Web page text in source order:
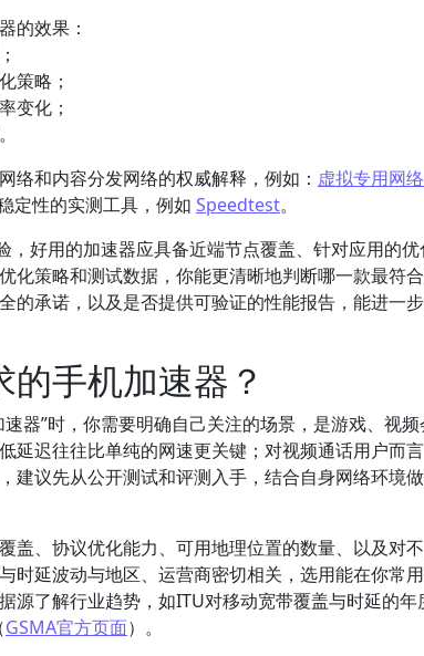
的效果：
策略；
变化；
络和内容分发网络的权威解释，例如： 虚拟专用网络
定性的实测工具，例如 Speedtest。
，好用的加速器应具备近端节点覆盖、针对应用的
化策略和测试数据，你能更清晰地判断哪一款最符
的承诺，以及是否提供可验证的性能报告，能进一
手机加速器？
速器”时，你需要明确自己关注的场景，是游戏、视
延迟往往比单纯的网速更关键；对视频通话用户而
建议先从公开测试和评测入手，结合自身网络环境
盖、协议优化能力、可用地理位置的数量、以及对
时延波动与地区、运营商密切相关，选用能在你常
源了解行业趋势，如ITU对移动宽带覆盖与时延的年
GSMA官方页面）。